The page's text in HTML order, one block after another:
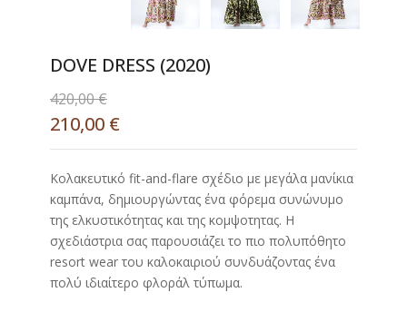
DOVE DRESS (2020)
420,00€
210,00 €
Kολακευτικό fit-and-flare σχέδιο με μεγάλα μανίκια
καμπάνα, δημιουργώντας ένα φόρεμα συνώνυμο
της ελκυστικότητας και της κομψοτητας. Η
σχεδιάστρια σας παρουσιάζει το πιο πολυπόθητο
resort wear του καλοκαιριού συνδυάζοντας ένα
πολύ ιδιαίτερο φλοράλ τύπωμα.